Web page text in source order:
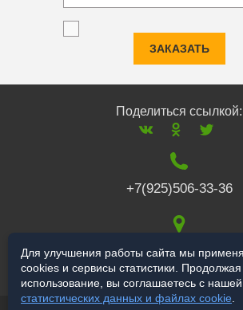
ЗАКАЗАТЬ
Поделиться ссылкой:
+7(925)506-33-36
117519,г. Москва,
Варшавское ш., 132
Для улучшения работы сайта мы
cookies и сервисы статистики. Продолжая
использование, вы соглашаетесь с нашей
статистических данных и файлах cookie